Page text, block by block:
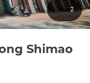
Shimao
2